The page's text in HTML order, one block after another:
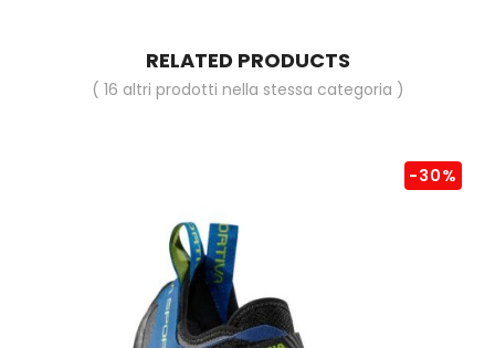
RELATED PRODUCTS
( 16 altri prodotti nella stessa categoria )
-30%